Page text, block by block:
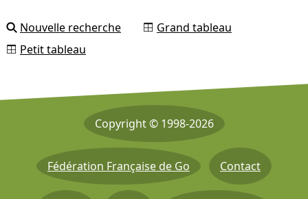
Nouvelle recherche
Grand tableau
Petit tableau
Copyright © 1998-2026
Fédération Française de Go Contact